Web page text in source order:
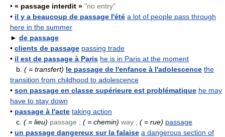
• « passage interdit » "no entry"
• il y a beaucoup de passage l'été a lot of people pass through
here in the summer
► de passage
• clients de passage passing trade
• il est de passage à Paris he is in Paris at the moment
b. ( = transfert) le passage de l'enfance à l'adolescence the
transition from childhood to adolescence
• son passage en classe supérieure est problématique he may
have to stay down
• passage à l'acte taking action
c. ( = lieu) passage ; ( = chemin) way ; ( = rue) passage
• un passage dangereux sur la falaise a dangerous section of